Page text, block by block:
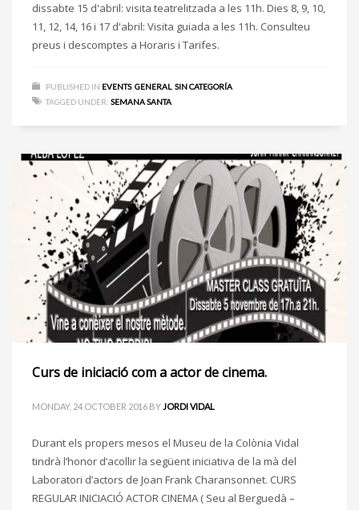
dissabte 15 d'abril: visita teatrelitzada a les 11h. Dies 8, 9, 10,
11, 12, 14, 16 i 17 d'abril: Visita guiada a les 11h. Consulteu
preus i descomptes a Horaris i Tarifes.
PUBLISHED IN EVENTS, GENERAL, SIN CATEGORÍA
TAGGED UNDER: SEMANA SANTA
Curs de iniciació com a actor de cinema.
MONDAY, 24 OCTOBER 2016 BYJORDI VIDAL
Durant els propers mesos el Museu de la Colònia Vidal
tindrà l’honor d’acollir la següent iniciativa de la mà del
Laboratori d’actors de Joan Frank Charansonnet. CURS
REGULAR INICIACIÓ ACTOR CINEMA ( Seu al Berguedà –